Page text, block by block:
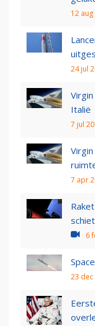
12
24 jul
Italië
7 jul
7 apr
6
23 dec